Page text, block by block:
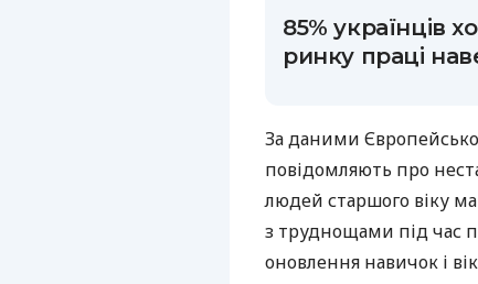
85% українців
ринку праці
За даними
повідомляють про
людей старшого віку
з труднощами під час
оновлення навичок і